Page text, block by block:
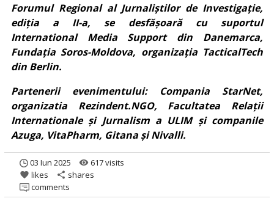
Forumul Regional al Jurnaliștilor de Investigație,
ediția a II-a, se desfășoară cu suportul
International Media Support din Danemarca,
Fundația Soros-Moldova, organizația TacticalTech
din Berlin.
Partenerii evenimentului: Compania StarNet,
organizatia Rezindent.NGO, Facultatea Relații
Internationale și Jurnalism a ULIM și companile
Azuga, VitaPharm, Gitana și Nivalli.
03 Iun 2025 remove_red_eye 617 visits
favorite likes share shares
comments